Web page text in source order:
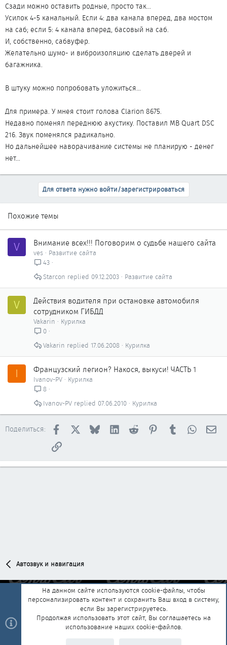
Сзади можно оставить родные, просто так...
Усилок 4-5 канальный. Если 4: два канала вперед, два мостом
на саб; если 5: 4 канала вперед, басовый на саб.
И, собственно, сабвуфер.
Желательно шумо- и виброизоляцию сделать дверей и
багажника.
В штуку можно попробовать уложиться...
Для примера. У мнея стоит голова Clarion 8675.
Недавно поменял переднюю акустику. Поставил MB Quart DSC
216. Звук поменялся радикально.
Но дальнейшее наворачивание системы не планирую - денег
нет...
Для ответа нужно войти/зарегистрироваться
Похожие темы
V Внимание всех!!! Поговорим о судьбе нашего сайта
ves
Развитие сайта
43
Развитие сайта
09.12.2003
Starcon
V
Действия водителя при остановке автомобиля
сотрудником ГИБДД
Vakarin
Курилка
0
Курилка
17.06.2008
Vakarin
I Французский легион? Накося, выкуси! ЧАСТЬ 1
Ivanov-PV
Курилка
8
Курилка
07.06.2010
Ivanov-PV
Поделиться: Facebook BlueskyLinkedInReddit PinterestTumblr
Ссылка
Автозвук и навигация
Обратная связь
Условия и правила
Политика конфиденциальности
Помощь Главная
R
На данном сайте используются cookie-файлы, чтобы
персонализировать контент и сохранить Ваш вход в систему,
если Вы зарегистрируетесь.
Продолжая использовать этот сайт, Вы соглашаетесь на
использование наших cookie-файлов.